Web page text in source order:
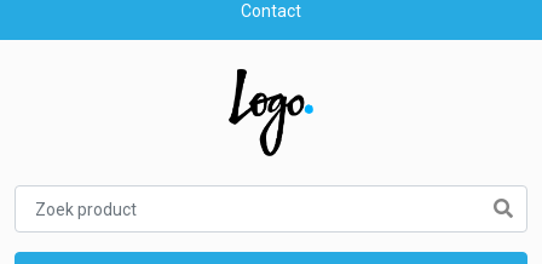
Contact